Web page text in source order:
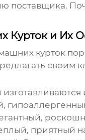
поставщика.
Курток и Их
курток
своим
приятный